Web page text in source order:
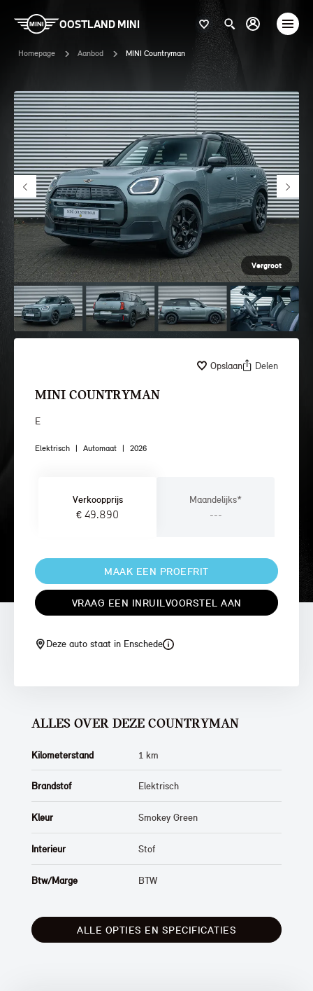
OOSTLAND MINI
Homepage Aanbod MINI Countryman
Vergroot
Opslaan Delen
MINI COUNTRYMAN
E
Elektrisch | Automaat | 2026
Verkoopprijs
€ 49.890
Maandelijks*
---
MAAK EEN PROEFRIT
VRAAG EEN INRUILVOORSTEL AAN
Deze auto staat in Enschede
ALLES OVER DEZE COUNTRYMAN
Kilometerstand 1 km
Brandstof Elektrisch
Kleur Smokey Green
Interieur Stof
Btw/Marge BTW
ALLE OPTIES EN SPECIFICATIES